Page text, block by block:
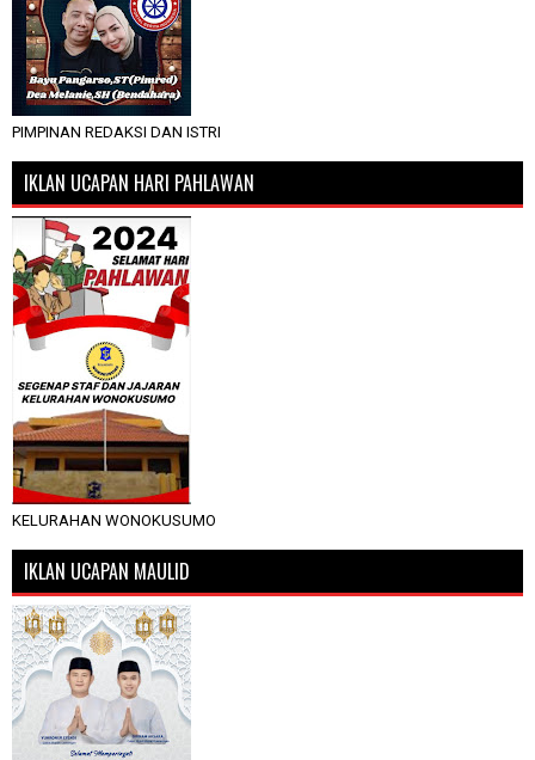
PIMPINAN REDAKSI DAN ISTRI
IKLAN UCAPAN HARI PAHLAWAN
KELURAHAN WONOKUSUMO
IKLAN UCAPAN MAULID